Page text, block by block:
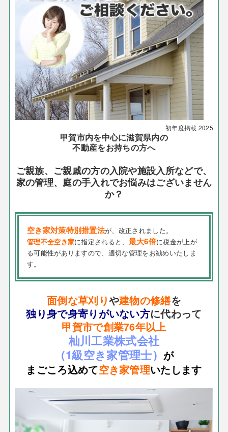
初年度掲載 2025
甲賀市内を中心に滋賀県内の
不動産をお持ちの方へ
ご親族、ご親戚の方の入院や施設入所などで、
家の管理、庭の手入れでお悩みはございません
か？
空き家対策特別措置法が、改正されました。
管理不全空き家に指定されると、 最大6倍に税金が上が
る可能性がありますので、適切な管理をお勧めいたしま
す。
面倒な草刈りや建物の修繕を
独り身で身寄りがいない方に代わって
甲賀市で創業76年以上
杣川工業株式会社
（1級空き家管理士） が
まごころ込めて空き家管理いたします